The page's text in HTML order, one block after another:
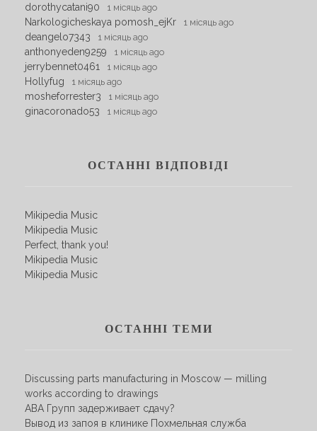
dorothycatani90 1 місяць ago
Narkologicheskaya pomosh_ejKr 1 місяць ago
deangelo7343 1 місяць ago
anthonyeden9259 1 місяць ago
jerrybennet0461 1 місяць ago
Hollyfug 1 місяць ago
mosheforrester3 1 місяць ago
ginacoronado53 1 місяць ago
ОСТАННІ ВІДПОВІДІ
Mikipedia Music
Mikipedia Music
Perfect, thank you!
Mikipedia Music
Mikipedia Music
ОСТАННІ ТЕМИ
Discussing parts manufacturing in Moscow — milling
works according to drawings
АВА Групп задерживает сдачу?
Вывод из запоя в клинике Похмельная служба